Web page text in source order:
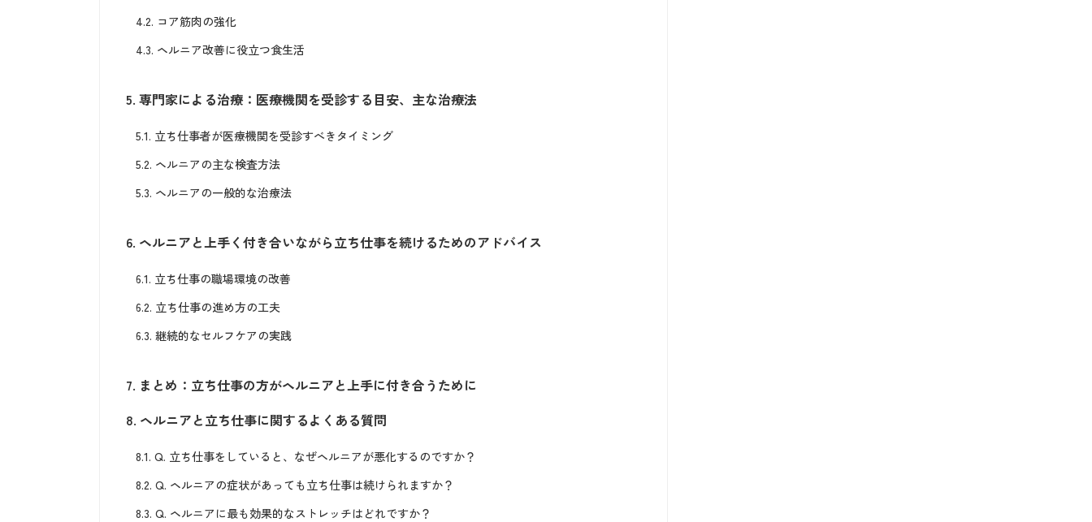
4.2. コア筋肉の強化
4.3. ヘルニア改善に役立つ食生活
5. 専門家による治療：医療機関を受診する目安、主な治療法
5.1. 立ち仕事者が医療機関を受診すべきタイミング
5.2. ヘルニアの主な検査方法
5.3. ヘルニアの一般的な治療法
6. ヘルニアと上手く付き合いながら立ち仕事を続けるためのアドバイス
6.1. 立ち仕事の職場環境の改善
6.2. 立ち仕事の進め方の工夫
6.3. 継続的なセルフケアの実践
7. まとめ：立ち仕事の方がヘルニアと上手に付き合うために
8. ヘルニアと立ち仕事に関するよくある質問
8.1. Q. 立ち仕事をしていると、なぜヘルニアが悪化するのですか？
8.2. Q. ヘルニアの症状があっても立ち仕事は続けられますか？
8.3. Q. ヘルニアに最も効果的なストレッチはどれですか？